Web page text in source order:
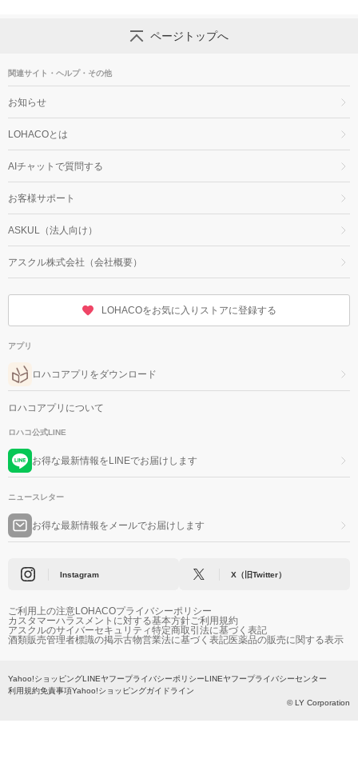
ページトップへ
関連サイト・ヘルプ・その他
お知らせ
LOHACOとは
AIチャットで質問する
お客様サポート
ASKUL（法人向け）
アスクル株式会社（会社概要）
LOHACOをお気に入りストアに登録する
アプリ
ロハコアプリをダウンロード
ロハコアプリについて
ロハコ公式LINE
お得な最新情報をLINEでお届けします
ニュースレター
お得な最新情報をメールでお届けします
Instagram X（旧Twitter）
ご利用上の注意LOHACOプライバシーポリシー
カスタマーハラスメントに対する基本方針ご利用規約
アスクルのサイバーセキュリティ特定商取引法に基づく表記
酒類販売管理者標識の掲示古物営業法に基づく表記医薬品の販売に関する表示
Yahoo!ショッピングLINEヤフープライバシーポリシーLINEヤフープライバシーセンター
利用規約免責事項Yahoo!ショッピングガイドライン
© LY Corporation